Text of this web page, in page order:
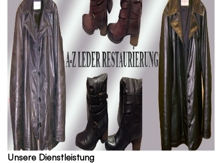
Unsere Dienstleistung